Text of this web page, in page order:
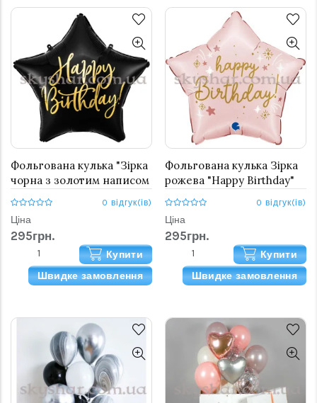
Фольгована кулька "Зірка
чорна з золотим написом
Happy Birthday!"
0 відгук(ів)
Ціна
295грн.
Купити
Швидке замовлення
Фольгована кулька Зірка
рожева "Happy Birthday"
0 відгук(ів)
Ціна
295грн.
Купити
Швидке замовлення